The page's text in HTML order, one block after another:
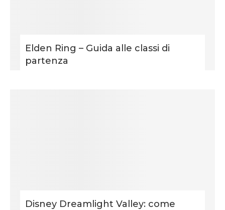
Elden Ring – Guida alle classi di
partenza
Disney Dreamlight Valley: come